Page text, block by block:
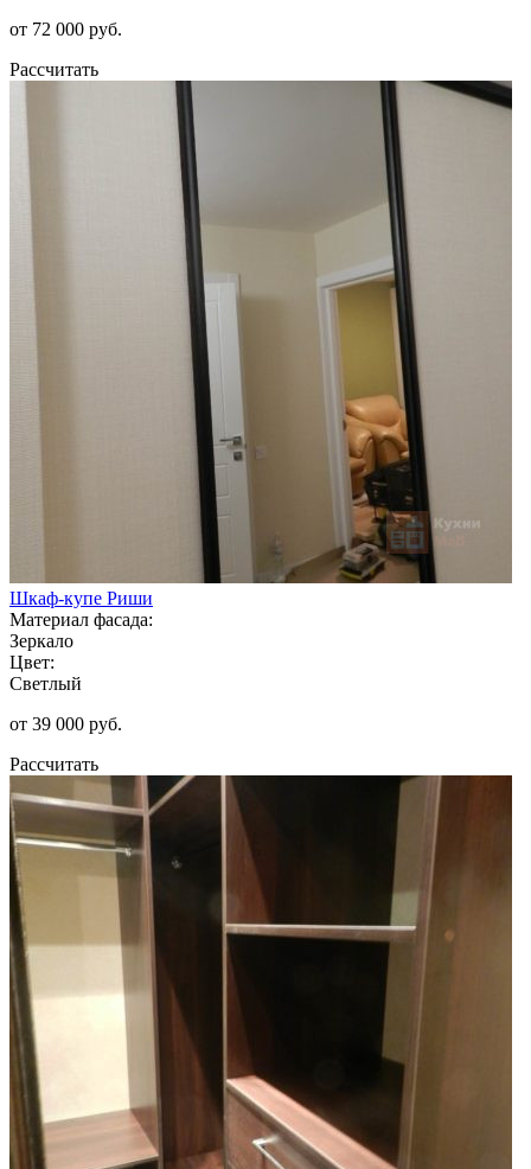
от 72 000 руб.
Рассчитать
Шкаф-купе Риши
Материал фасада:
Зеркало
Цвет:
Светлый
от 39 000 руб.
Рассчитать